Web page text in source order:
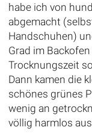
habe ich von
abgemacht
Handschuhen)
Grad im
Trocknungszeit
Dann kamen die
schönes grünes
wenig an
völlig harmlos